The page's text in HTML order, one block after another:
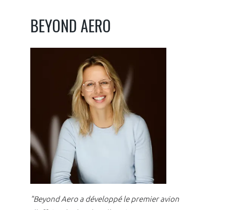
BEYOND AERO
"Beyond Aero a développé le premier avion